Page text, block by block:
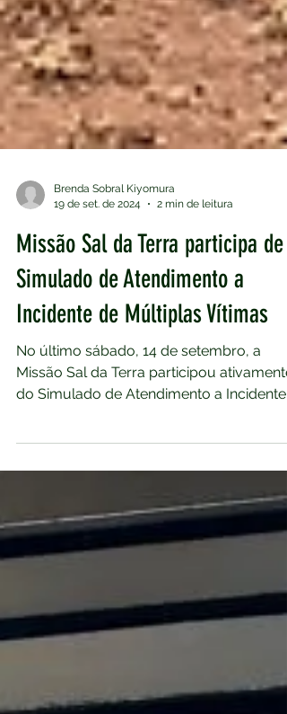
Brenda Sobral Kiyomura
19 de set. de 2024
2 min de leitura
Missão Sal da Terra participa de
Simulado de Atendimento a
Incidente de Múltiplas Vítimas
No último sábado, 14 de setembro, a